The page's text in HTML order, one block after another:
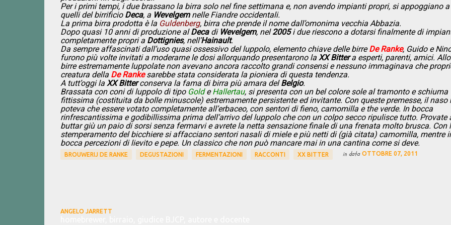
Per i primi tempi, i due brassano la birra solo nel fine settimana e, non avendo impianti propri, si appoggiano a
quelli del birrificioDeca, a Wevelgemnelle Fiandre occidentali.
La prima birra prodotta è la Guldenberg, birra che prende il nome dall’omonima vecchia Abbazia.
Dopo quasi 10 anni di produzione alDecadi Wevelgem, nel2005i due riescono a dotarsi finalmente di
completamente propri a Dottignies, nell’Hainault.
Da sempre affascinati dall’uso quasi ossessivo del luppolo, elemento chiave delle birreDe Ranke, Guido e
furono più volte invitati a moderarne le dosi allorquando presentarono la XX Bittera esperti, parenti, amici.
birre estremamente luppolate non avevano ancora raccolto grandi consensi e nessuno immaginava che
creatura della De Rankesarebbe stata considerata la pioniera di questa tendenza.
A tutt’oggi la XX Bitterconserva la fama di birra più amara delBelgio.
Brassata con coni di luppolo di tipo GoldeHallertau, si presenta con un bel colore sole al tramonto e schiuma
fittissima (costituita da bolle minuscole) estremamente persistente ed invitante. Con queste premesse, il naso
poteva che essere votato completamente all’erbaceo, con sentori di fieno, camomilla e the verde. In bocca
rinfrescantissima e godibillissima prima dell’arrivo del luppolo che con un colpo secco ripulisce tutto. Provate
buttar giù un paio di sorsi senza fermarvi e avrete la netta sensazione finale di una frenata molto brusca. Con
stemperamento del bicchiere si affacciano sentori nasali di miele e più netti di (già citata) camomilla, mentre
bocca percezioni di lievito e pepe. Un classico che non può mancare mai in una cantina come si deve.
BROUWERIJ DE RANKE DEGUSTAZIONI FERMENTAZIONI RACCONTI XX BITTER in data OTTOBRE 07, 2011
ANGELO JARRETT